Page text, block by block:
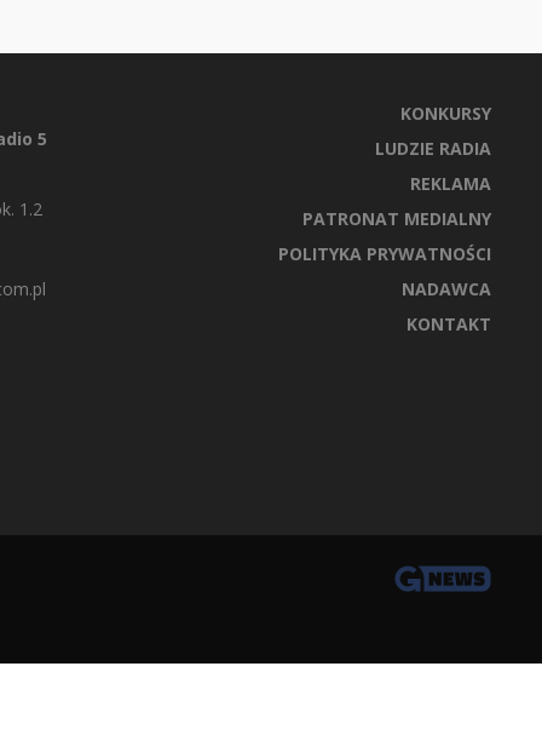
5
1.2
KONKURSY
LUDZIE RADIA
REKLAMA
PATRONAT MEDIALNY
POLITYKA PRYWATNOŚCI
NADAWCA
KONTAKT